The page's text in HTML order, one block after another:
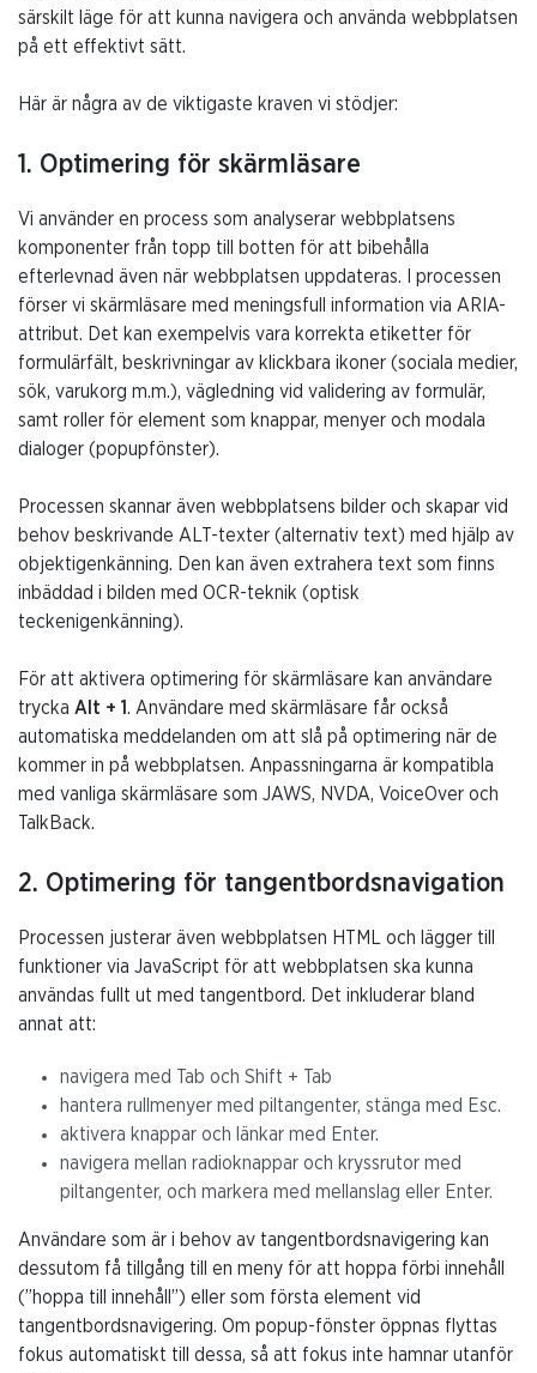
särskilt läge för att kunna navigera och använda webbplatsen
på ett effektivt sätt.
Här är några av de viktigaste kraven vi stödjer:
1. Optimering för skärmläsare
Vi använder en process som analyserar webbplatsens
komponenter från topp till botten för att bibehålla
efterlevnad även när webbplatsen uppdateras. I processen
förser vi skärmläsare med meningsfull information via ARIA-
attribut. Det kan exempelvis vara korrekta etiketter för
formulärfält, beskrivningar av klickbara ikoner (sociala medier,
sök, varukorg m.m.), vägledning vid validering av formulär,
samt roller för element som knappar, menyer och modala
dialoger (popupfönster).
Processen skannar även webbplatsens bilder och skapar vid
behov beskrivande ALT-texter (alternativ text) med hjälp av
objektigenkänning. Den kan även extrahera text som finns
inbäddad i bilden med OCR-teknik (optisk
teckenigenkänning).
För att aktivera optimering för skärmläsare kan användare
trycka Alt + 1. Användare med skärmläsare får också
automatiska meddelanden om att slå på optimering när de
kommer in på webbplatsen. Anpassningarna är kompatibla
med vanliga skärmläsare som JAWS, NVDA, VoiceOver och
TalkBack.
2. Optimering för tangentbordsnavigation
Processen justerar även webbplatsen HTML och lägger till
funktioner via JavaScript för att webbplatsen ska kunna
användas fullt ut med tangentbord. Det inkluderar bland
annat att:
navigera med Tab och Shift + Tab
hantera rullmenyer med piltangenter, stänga med Esc.
aktivera knappar och länkar med Enter.
navigera mellan radioknappar och kryssrutor med
piltangenter, och markera med mellanslag eller Enter.
Användare som är i behov av tangentbordsnavigering kan
dessutom få tillgång till en meny för att hoppa förbi innehåll
(”hoppa till innehåll”) eller som första element vid
tangentbordsnavigering. Om popup-fönster öppnas flyttas
fokus automatiskt till dessa, så att fokus inte hamnar utanför